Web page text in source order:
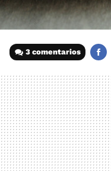
3 comentarios